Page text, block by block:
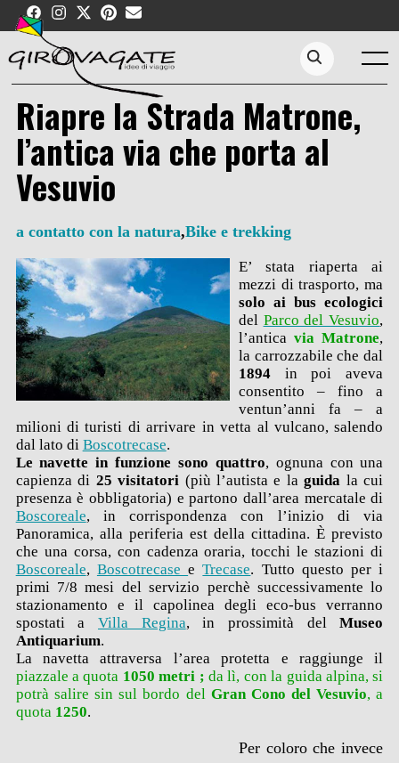
Skip
content
Menu
Search...
Riapre la Strada Matrone,
l’antica via che porta al
Vesuvio
a contatto con la natura,Bike e trekking
E’ stata riaperta ai
mezzi di trasporto, ma
solo ai bus ecologici
del Parco del Vesuvio,
l’antica via Matrone,
la carrozzabile che dal
1894 in poi aveva
consentito – fino a
ventun’anni fa – a
milioni di turisti di arrivare in vetta al vulcano, salendo
dal lato di Boscotrecase.
Le navette in funzione sono quattro, ognuna con una
capienza di 25 visitatori (più l’autista e laguida la cui
presenza è obbligatoria) e partono dall’area mercatale di
Boscoreale, in corrispondenza con l’inizio di via
Panoramica, alla periferia est della cittadina. È previsto
che una corsa, con cadenza oraria, tocchi le stazioni di
Boscoreale, BoscotrecaseeTrecase. Tutto questo per i
primi 7/8 mesi del servizio perchè successivamente lo
stazionamento e il capolinea degli eco-bus verranno
spostati a Villa Regina, in prossimità delMuseo
Antiquarium.
La navetta attraversa l’area protetta e raggiunge il
piazzale a quota 1050 metri ; da lì, con la guida alpina, si
potrà salire sin sul bordo del Gran Cono del Vesuvio, a
quota 1250.
Per coloro che invece